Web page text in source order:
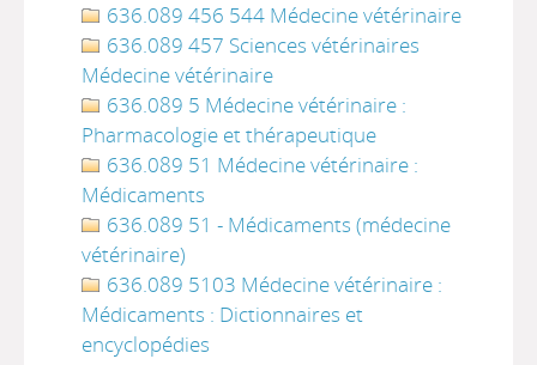
636.089 456 544 Médecine vétérinaire
636.089 457 Sciences vétérinaires
Médecine vétérinaire
636.089 5 Médecine vétérinaire :
Pharmacologie et thérapeutique
636.089 51 Médecine vétérinaire :
Médicaments
636.089 51 - Médicaments (médecine
vétérinaire)
636.089 5103 Médecine vétérinaire :
Médicaments : Dictionnaires et
encyclopédies